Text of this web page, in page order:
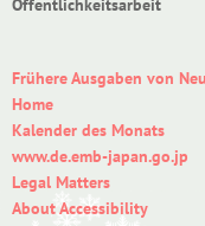
Öffentlichkeitsarbeit
Frühere Ausgaben von
Home
Kalender des Monats
www.de.emb-japan.go.jp
Legal Matters
About Accessibility